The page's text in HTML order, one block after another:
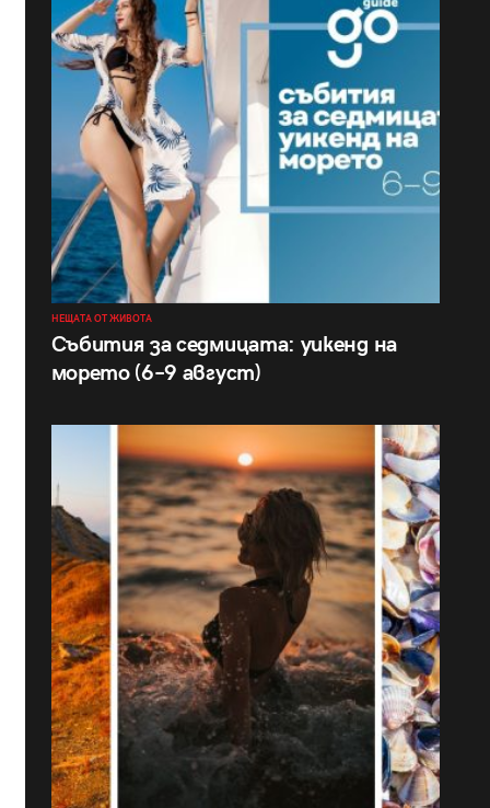
НЕЩАТА ОТ ЖИВОТА
Събития за седмицата: уикенд на
морето (6–9 август)